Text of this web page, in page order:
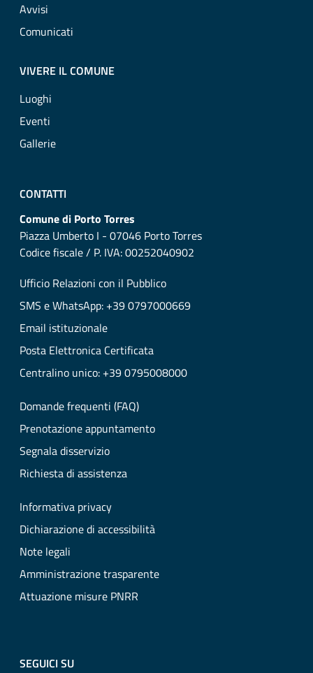
Avvisi
Comunicati
VIVERE IL COMUNE
Luoghi
Eventi
Gallerie
CONTATTI
Comune di Porto Torres
Piazza Umberto I - 07046 Porto Torres
Codice fiscale / P. IVA: 00252040902
Ufficio Relazioni con il Pubblico
SMS e WhatsApp: +39 0797000669
Email istituzionale
Posta Elettronica Certificata
Centralino unico: +39 0795008000
Domande frequenti (FAQ)
Prenotazione appuntamento
Segnala disservizio
Richiesta di assistenza
Informativa privacy
Dichiarazione di accessibilità
Note legali
Amministrazione trasparente
Attuazione misure PNRR
SEGUICI SU